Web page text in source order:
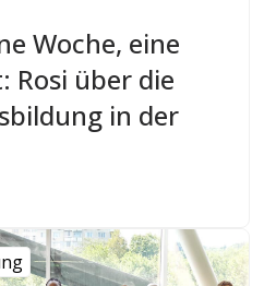
Woche, eine
Rosi über die
in der